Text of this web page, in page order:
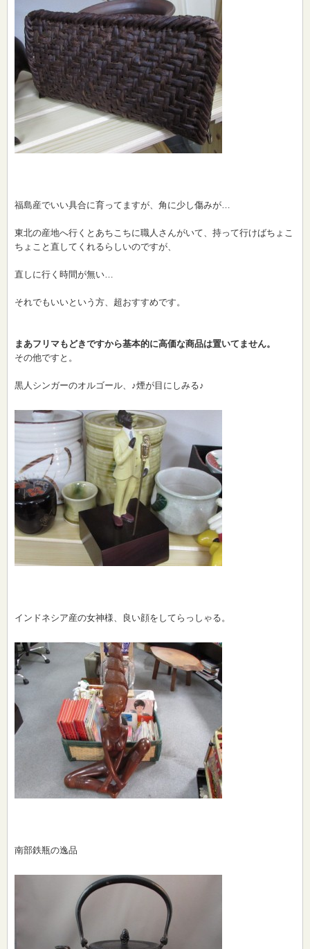
福島産でいい具合に育ってますが、角に少し傷みが…
東北の産地へ行くとあちこちに職人さんがいて、持って行けばちょこ
ちょこと直してくれるらしいのですが、
直しに行く時間が無い…
それでもいいという方、超おすすめです。
まあフリマもどきですから基本的に高価な商品は置いてません。
その他ですと。
黒人シンガーのオルゴール、♪煙が目にしみる♪
インドネシア産の女神様、良い顔をしてらっしゃる。
南部鉄瓶の逸品